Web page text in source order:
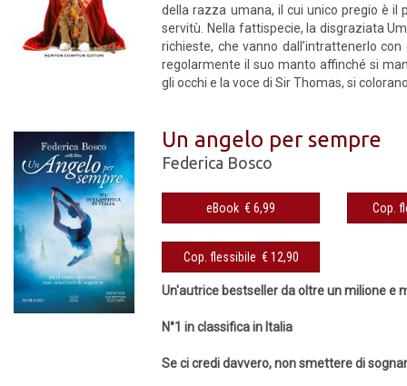
della razza umana, il cui unico pregio è il
servitù. Nella fattispecie, la disgraziata
richieste, che vanno dall’intrattenerlo
regolarmente il suo manto affinché si
gli occhi e la voce di Sir Thomas, si
Un angelo per sempre
Federica Bosco
eBook € 6,99
Cop. flessibile € 12,90
Un'autrice bestseller da oltre un milione e
N°1 in classifica in Italia
Se ci credi davvero, non smettere di